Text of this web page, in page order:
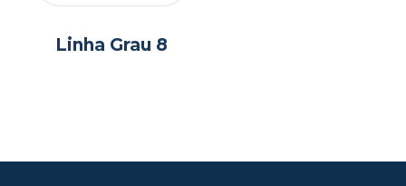
Linha Grau 8